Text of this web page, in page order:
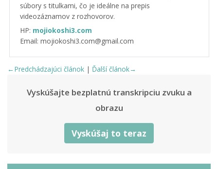
súbory s titulkami, čo je ideálne na prepis
videozáznamov z rozhovorov.
HP: mojiokoshi3.com
Email: mojiokoshi3.com@gmail.com
←Predchádzajúci článok | Ďalší článok→
Vyskúšajte bezplatnú transkripciu zvuku a
obrazu
Vyskúšaj to teraz